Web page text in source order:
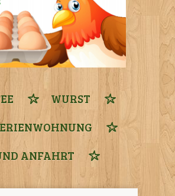
WURST
ANFAHRT